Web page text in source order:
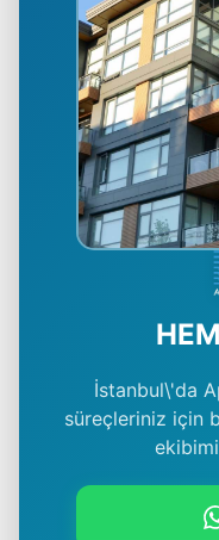
İstanbul\'da
süreçleriniz için